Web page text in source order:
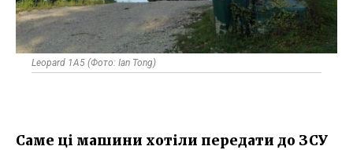
Leopard 1A5 (Фото: Ian Tong)
Саме ці машини хотіли передати до ЗСУ